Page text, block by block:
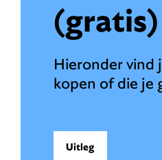
Hieronder vind
kopen of die je
Uitleg